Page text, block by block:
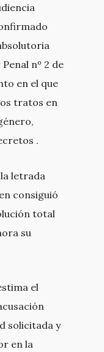
nº 2 de
en el que
tratos en
.
letrada
consiguió
total
su
el
solicitada y
en la